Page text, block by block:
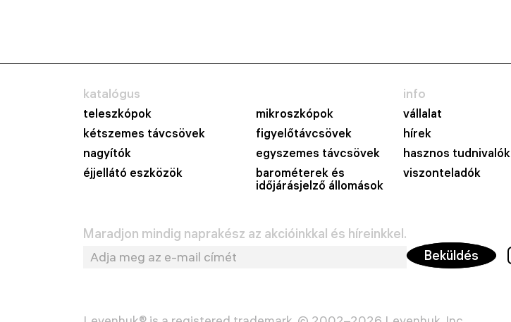
katalógus
teleszkópok
mikroszkópok
kétszemes távcsövek
figyelőtávcsövek
nagyítók
egyszemes távcsövek
éjjellátó eszközök
barométerek és
időjárásjelző állomások
info
vállalat
hírek
hasznos tudnivalók
viszonteladók
Maradjon mindig naprakész az akcióinkkal és híreinkkel.
Beküldés